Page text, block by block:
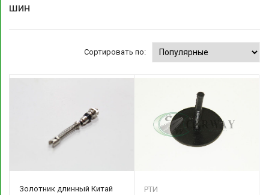
шин
Сортировать по:
Золотник длинный Китай
РТИ